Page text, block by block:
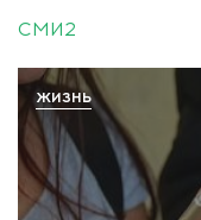
СМИ2
ЖИЗНЬ